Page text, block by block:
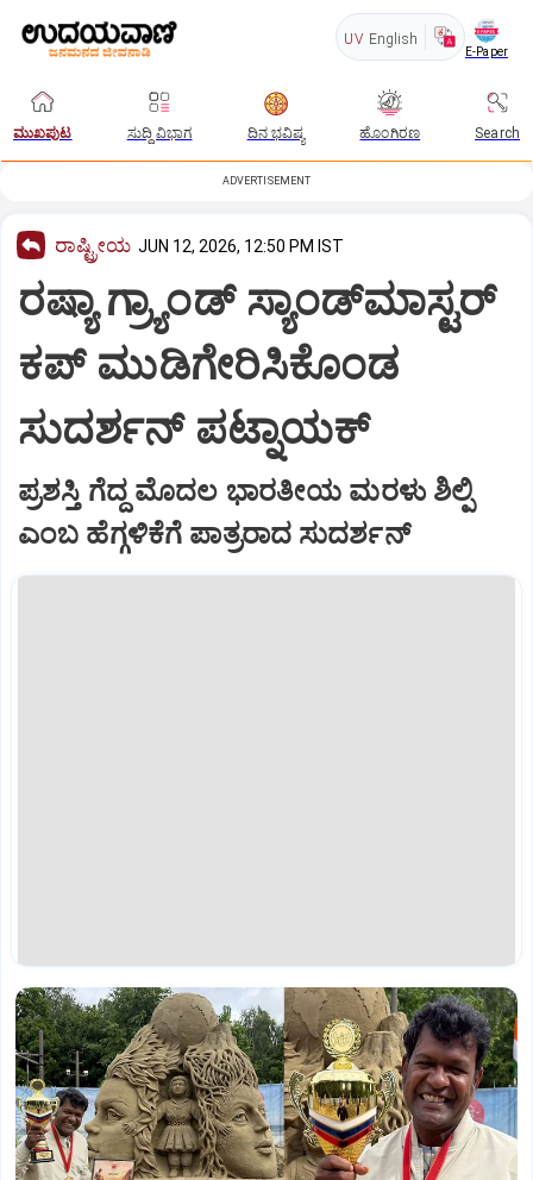
UV English
E-Paper
ಮುಖಪುಟ ಸುದ್ದಿ ವಿಭಾಗ ದಿನ ಭವಿಷ್ಯ ಹೊಂಗಿರಣ Search
ADVERTISEMENT
ರಾಷ್ಟ್ರೀಯ JUN 12, 2026, 12:50 PM IST
ರಷ್ಯಾ ಗ್ರ್ಯಾಂಡ್ ಸ್ಯಾಂಡ್‌ಮಾಸ್ಟರ್
ಕಪ್ ಮುಡಿಗೇರಿಸಿಕೊಂಡ
ಸುದರ್ಶನ್ ಪಟ್ನಾಯಕ್
ಪ್ರಶಸ್ತಿ ಗೆದ್ದ ಮೊದಲ ಭಾರತೀಯ ಮರಳು ಶಿಲ್ಪಿ
ಎಂಬ ಹೆಗ್ಗಳಿಕೆಗೆ ಪಾತ್ರರಾದ ಸುದರ್ಶನ್